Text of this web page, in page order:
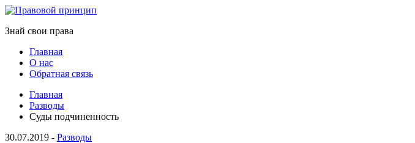
Знай свои права
Главная
О нас
Обратная связь
Главная
Разводы
Суды подчиненность
30.07.2019 - Разводы